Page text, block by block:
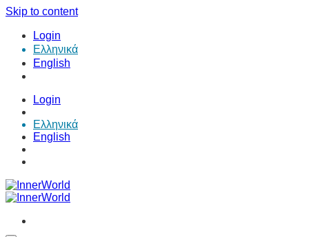
Skip to content
Login
Ελληνικά
English
Login
Ελληνικά
English